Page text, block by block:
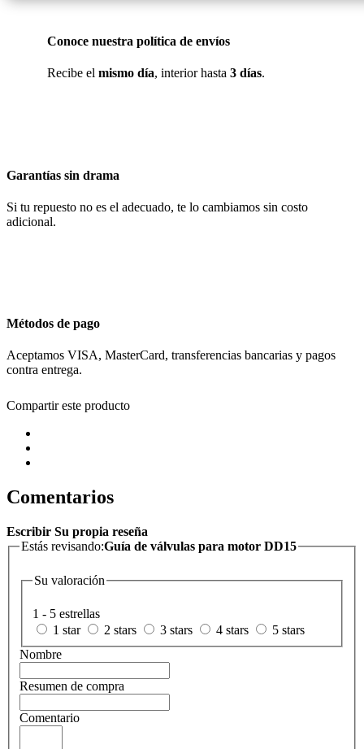
Conoce nuestra política de envíos
Recibe el mismo día, interior hasta 3 días.
Garantías sin drama
Si tu repuesto no es el adecuado, te lo cambiamos sin costo
adicional.
Métodos de pago
Aceptamos VISA, MasterCard, transferencias bancarias y pagos
contra entrega.
Compartir este producto
Comentarios
Escribir Su propia reseña
Estás revisando:Guía de válvulas para motor DD15
Su valoración
1 - 5 estrellas
1 star
2 stars 3 stars 4 stars
5 stars
Nombre
Resumen de compra
Comentario